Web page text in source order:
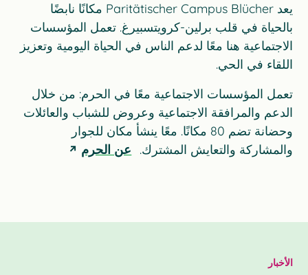
يعد Paritätischer Campus Blücher مكانًا نابضًا
بالحياة في قلب برلين-كرويتسبيرغ. تعمل المؤسسات
الاجتماعية هنا معًا لدعم الناس في الحياة اليومية وتعزيز
اللقاء في الحي.
تعمل المؤسسات الاجتماعية معًا في الحرم: من خلال
الدعم والمرافقة الاجتماعية وعروض للشباب والعائلات
وحضانة تضم 80 مكانًا. معًا ينشأ مكان للجوار
والمشاركة والتعايش المشترك.
عن الحرم
الأخبار